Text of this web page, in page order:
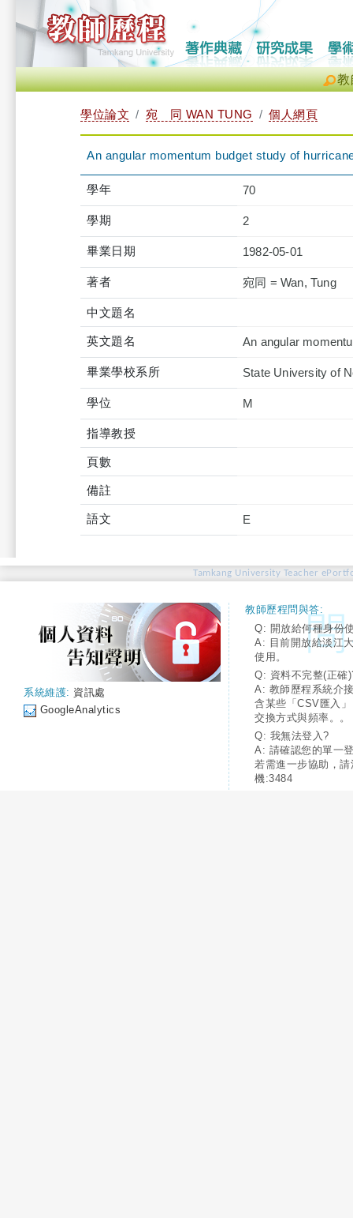
教
學位論文 宛 同 WAN TUNG 個人網頁
An angular momentum budget study of
學年 70
學期 2
畢業日期 1982-05-01
著者 宛同 = Wan, Tung
中文題名
英文題名 An angular
畢業學校系所 State University of
學位 M
指導教授
頁數
備註
語文 E
Tamkang University Teacher
系統維護: 資訊處
GoogleAnalytics
教師歷程問與答:
Q: 開放給何種身份
A: 目前開放給淡江
使用。
Q: 資料不完整(正確
A: 教師歷程系統介
含某些「CSV匯入
交換方式與頻率。。
Q: 我無法登入?
A: 請確認您的單一
若需進一步協助，
機:3484